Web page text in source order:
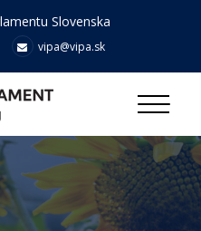
Slovenska
vipa@vipa.sk